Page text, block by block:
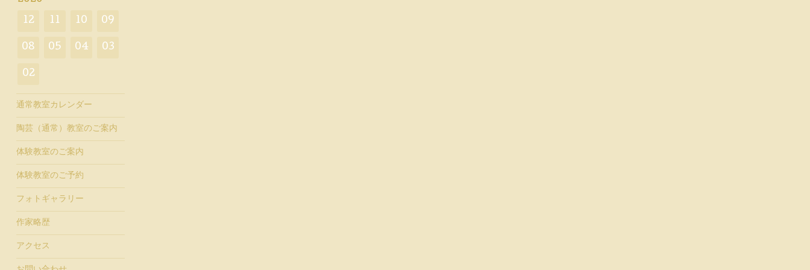
12 11 10 09
08 05 04 03
02
通常教室カレンダー
陶芸（通常）教室のご案内
体験教室のご案内
体験教室のご予約
フォトギャラリー
作家略歴
アクセス